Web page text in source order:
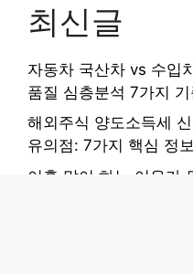
최신글
자동차 국산차 vs 수입
품질 심층분석 7가지 기
해외주식 양도소득세
유의점: 7가지 핵심 정보
이혼 많이 하는 이유가